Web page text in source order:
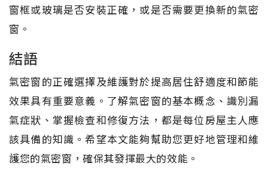
窗框或玻璃是否安裝正確，或是否需要更換新的氣密
窗。
結語
氣密窗的正確選擇及維護對於提高居住舒適度和節能
效果具有重要意義。了解氣密窗的基本概念、識別漏
氣症狀、掌握檢查和修復方法，都是每位房屋主人應
該具備的知識。希望本文能夠幫助您更好地管理和維
護您的氣密窗，確保其發揮最大的效能。